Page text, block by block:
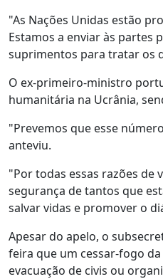
"As Nações Unidas estão
Estamos a enviar às partes
suprimentos para tratar os
O ex-primeiro-ministro
humanitária na Ucrânia,
"Prevemos que esse
anteviu.
"Por todas essas razões de
segurança de tantos que
salvar vidas e promover o
Apesar do apelo, o
feira que um cessar-fogo
evacuação de civis ou